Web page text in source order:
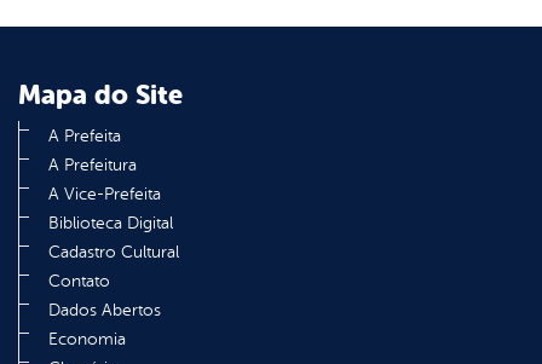
Mapa do Site
A Prefeita
A Prefeitura
A Vice-Prefeita
Biblioteca Digital
Cadastro Cultural
Contato
Dados Abertos
Economia